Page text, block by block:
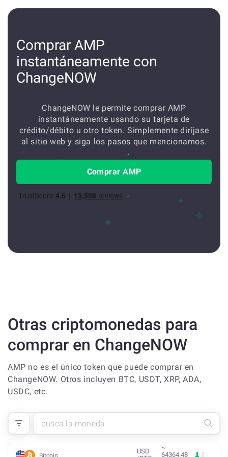
Comprar AMP
instantáneamente con
ChangeNOW
ChangeNOW le permite comprar AMP
instantáneamente usando su tarjeta de
crédito/débito u otro token. Simplemente diríjase
al sitio web y siga los pasos que mencionamos.
Comprar AMP
Otras criptomonedas para
comprar en ChangeNOW
AMP no es el único token que puede comprar en
ChangeNOW. Otros incluyen BTC, USDT, XRP, ADA,
USDC, etc.
Bitcoin
USD
~
64364.48